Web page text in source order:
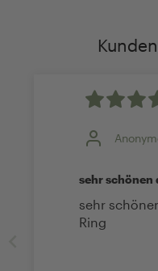
sehr schönen
sehr
Ring